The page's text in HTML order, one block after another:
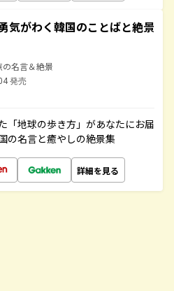
気がわく韓国のことばと絶景
の名言＆絶景
発売
「地球の歩き方」があなたにお届
の名言と癒やしの絶景集
詳細を見る